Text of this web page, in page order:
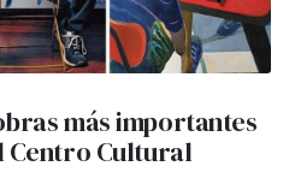
más importantes
Centro Cultural